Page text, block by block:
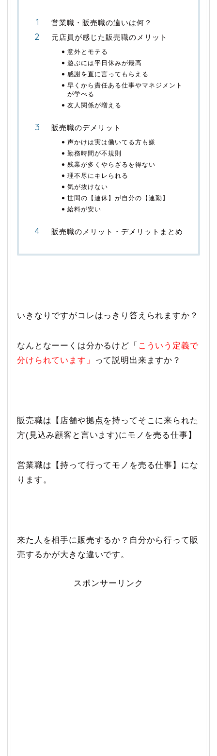
営業職・販売職の違いは何？
元店員が感じた販売職のメリット
意外とモテる
遊ぶには平日休みが最高
感謝を直に言ってもらえる
早くから責任ある仕事やマネジメント
が学べる
友人関係が増える
販売職のデメリット
声かけは実は働いてる方も嫌
勤務時間が不規則
残業が多くやらざるを得ない
理不尽にキレられる
気が抜けない
世間の【連休】が自分の【連勤】
給料が安い
販売職のメリット・デメリットまとめ
いきなりですがコレはっきり答えられますか？
なんとなーーくは分かるけど「 こういう定義で
分けられています」
って説明出来ますか？
販売職は【店舗や拠点を持ってそこに来られた
方(見込み顧客と言います)にモノを売る仕事】
営業職は【持って行ってモノを売る仕事】にな
ります。
来た人を相手に販売するか？自分から行って販
売するかが大きな違いです。
スポンサーリンク